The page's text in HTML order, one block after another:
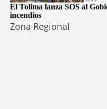
El Tolima lanza SOS al
incendios
Zona Regional